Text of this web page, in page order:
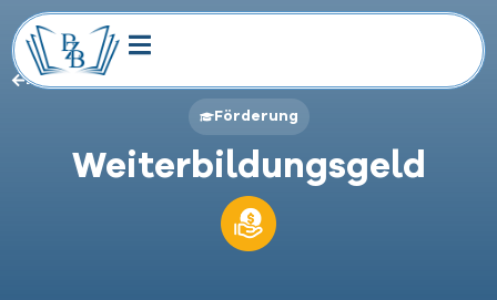
Zurück zur Übersicht
Förderung
Weiterbildungsgeld